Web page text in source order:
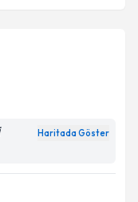
Haritada Göster